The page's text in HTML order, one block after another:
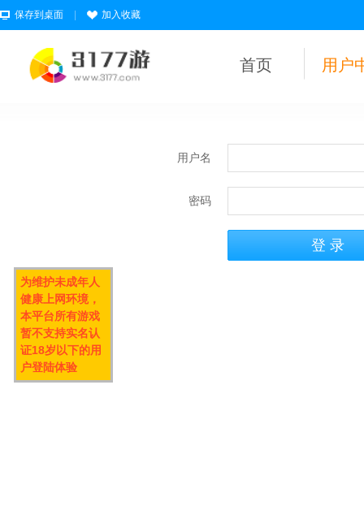
保存到桌面 加入收藏
首页 用户
用户名
密码
为维护未成年人
健康上网环境，
本平台所有游戏
暂不支持实名认
证18岁以下的用
户登陆体验